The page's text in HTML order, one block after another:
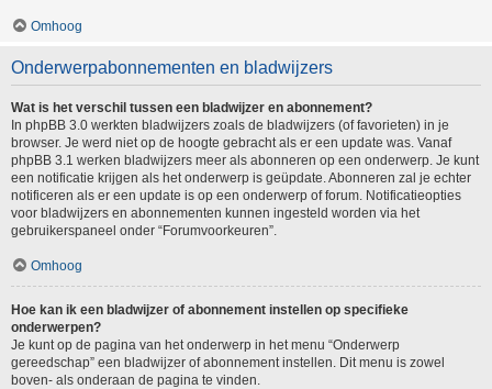
Omhoog
Onderwerpabonnementen en bladwijzers
Wat is het verschil tussen een bladwijzer en abonnement?
In phpBB 3.0 werkten bladwijzers zoals de bladwijzers (of favorieten) in je
browser. Je werd niet op de hoogte gebracht als er een update was. Vanaf
phpBB 3.1 werken bladwijzers meer als abonneren op een onderwerp. Je kunt
een notificatie krijgen als het onderwerp is geüpdate. Abonneren zal je echter
notificeren als er een update is op een onderwerp of forum. Notificatieopties
voor bladwijzers en abonnementen kunnen ingesteld worden via het
gebruikerspaneel onder “Forumvoorkeuren”.
Omhoog
Hoe kan ik een bladwijzer of abonnement instellen op specifieke
onderwerpen?
Je kunt op de pagina van het onderwerp in het menu “Onderwerp
gereedschap” een bladwijzer of abonnement instellen. Dit menu is zowel
boven- als onderaan de pagina te vinden.